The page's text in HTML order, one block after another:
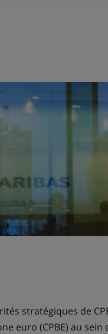
stratégiques de
euro (CPBE) au sein